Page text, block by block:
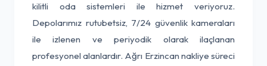
kilitli oda sistemleri ile hizmet veriyoruz.
Depolarımız rutubetsiz, 7/24 güvenlik kameraları
ile izlenen ve periyodik olarak ilaçlanan
profesyonel alanlardır. Ağrı Erzincan nakliye süreci